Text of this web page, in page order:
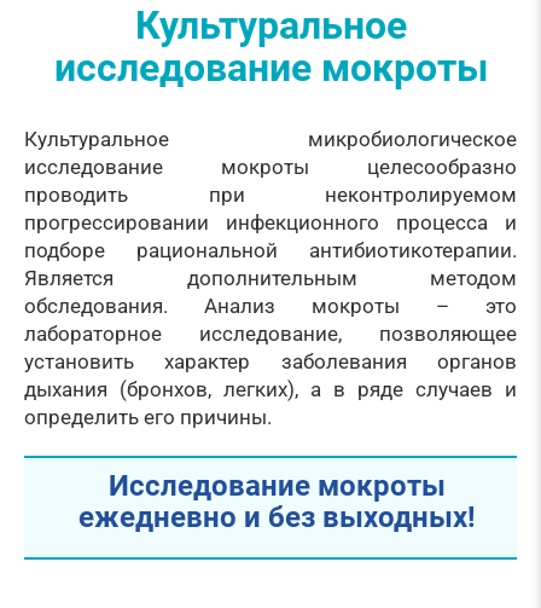
Культуральное
исследование мокроты
Культуральное микробиологическое
исследование мокроты целесообразно
проводить при неконтролируемом
прогрессировании инфекционного процесса и
подборе рациональной антибиотикотерапии.
Является дополнительным методом
обследования. Анализ мокроты – это
лабораторное исследование, позволяющее
установить характер заболевания органов
дыхания (бронхов, легких), а в ряде случаев и
определить его причины.
Исследование мокроты
ежедневно и без выходных!